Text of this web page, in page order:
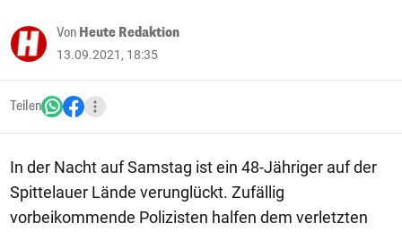
Von Heute Redaktion
13.09.2021, 18:35
Teilen
In der Nacht auf Samstag ist ein 48-Jähriger auf der
Spittelauer Lände verunglückt. Zufällig
vorbeikommende Polizisten halfen dem verletzten